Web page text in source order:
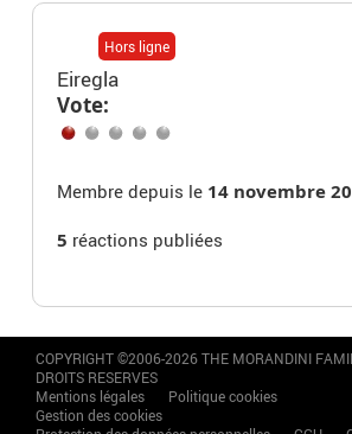
Hors ligne
Eiregla
Vote:
Membre depuis le 14 novembre
5 réactions publiées
COPYRIGHT ©2006-2026 THE MORANDINI
DROITS RESERVES
Mentions légales
Politique cookies
Gestion des cookies